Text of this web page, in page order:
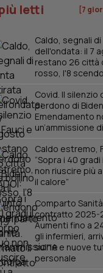
letti [7
Caldo, segnali
dell'ondata: il 7
restano 26 città
rosso, l'8
Covid. Il silenzio
perdono di
Emendamento
un’ammissione
Caldo estremo,
“Sopra i 40
non riuscire più
il calore”
Comparto
contratto 2025-
Aumenti fino a
gli infermieri,
sull'IA e nuove
personale